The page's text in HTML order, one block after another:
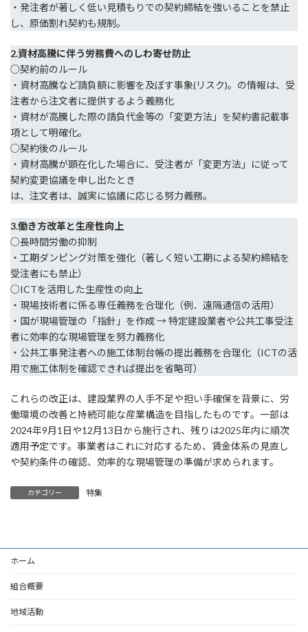
・発注者が著しく低い見積もりでの契約締結を強いることを禁止
し、原価割れ契約も規制。
2.資材高騰に伴う労務費へのしわ寄せ防止
○契約前のルール
・資材高騰など請負額に影響を及ぼす事象(リスク)。の情報は、受
注者から注文者に提供するよう義務化
・資材が高騰した際の請負代金等の「変更方法」を契約書記載事
項として明確化。
○契約後のルール
・資材高騰が顕在化した場合に、受注者が「変更方法」に従って
契約変更協議を申し出たとき
は、注文者は、誠実に協議に応じる努力義務。
3.働き方改革と生産性向上
○長時間労働の抑制
・工期ダンピング対策を強化（著しく短い工期による契約締結を
受注者にも禁止）
○ICTを活用した生産性の向上
・現場技術者に係る専任義務を合理化（例．遠隔通信の活用）
・国が現場管理の「指針」を作成 → 特定建設業者や公共工事受注
者に効率的な現場管理を努力義務化
・公共工事発注者への施工体制台帳の提出義務を合理化（ICTの活
用で施工体制を確認できれば提出を省略可）
これらの改正は、建設業界の人手不足や担い手確保を背景に、労
働環境の改善と持続可能な産業構造を目指したものです。一部は
2024年9月1日や12月13日から施行され、残りは2025年内に順次
適用予定です。事業者はこれに対応するため、賃金体系の見直し
や契約条件の確認、効率的な現場管理の準備が求められます。
カテゴリー 特集
ホーム
組合概要
地域活動